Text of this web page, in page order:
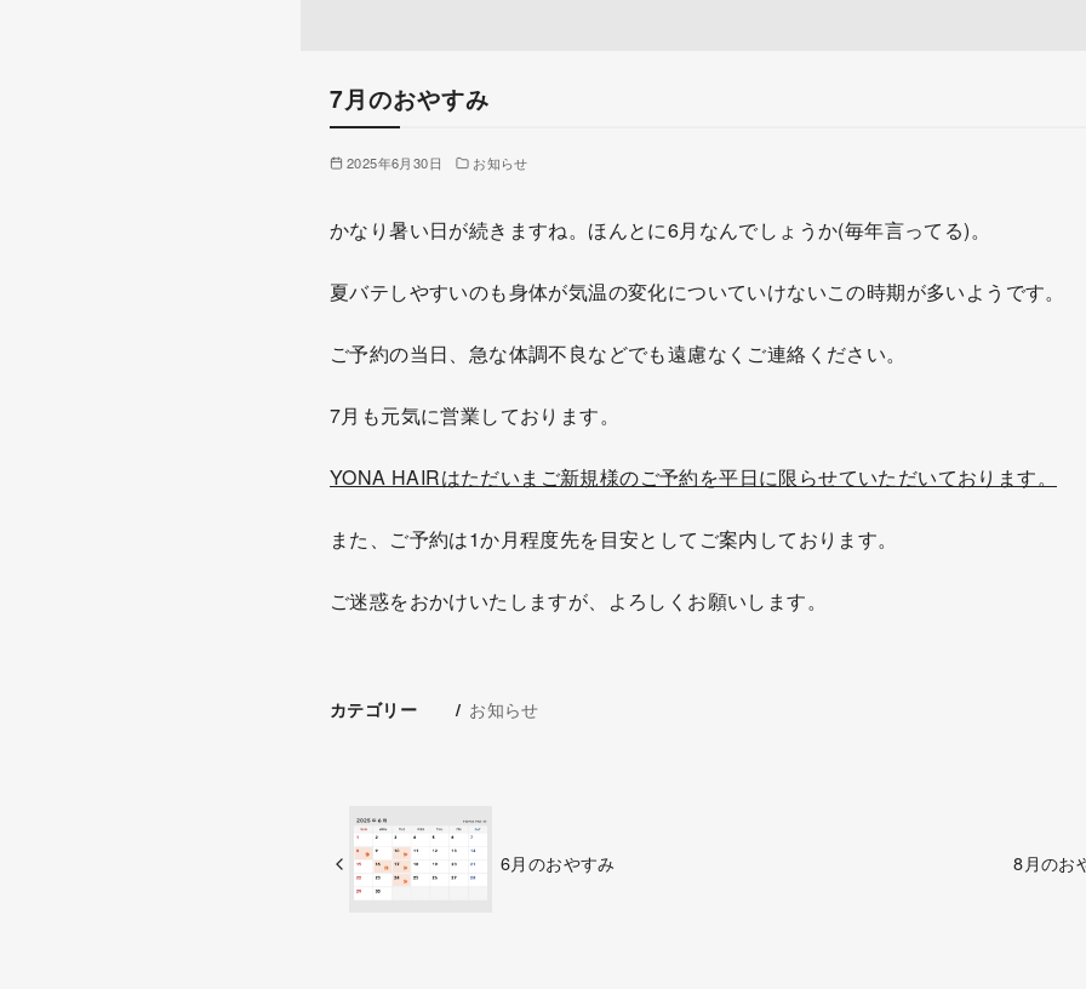
7月のおやすみ
2025年6月30日 お知らせ
かなり暑い日が続きますね。ほんとに6月なんでしょうか(毎年言ってる)。
夏バテしやすいのも身体が気温の変化についていけないこの時期が多いようです。
ご予約の当日、急な体調不良などでも遠慮なくご連絡ください。
7月も元気に営業しております。
YONA HAIRはただいまご新規様のご予約を平日に限らせていただいております。
また、ご予約は1か月程度先を目安としてご案内しております。
ご迷惑をおかけいたしますが、よろしくお願いします。
カテゴリー お知らせ
6月のおやすみ 8月のお